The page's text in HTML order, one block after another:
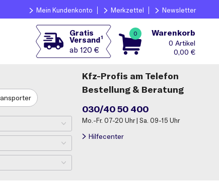
Mein Kundenkonto Merkzettel Newsletter
Gratis
Versand1
ab 120 €
0 Warenkorb
0
0,00 €
Kfz-Profis am Telefon
Bestellung & Beratung
030/40 50 400
Mo.-Fr. 07-20 Uhr | Sa. 09-15 Uhr
Hilfecenter